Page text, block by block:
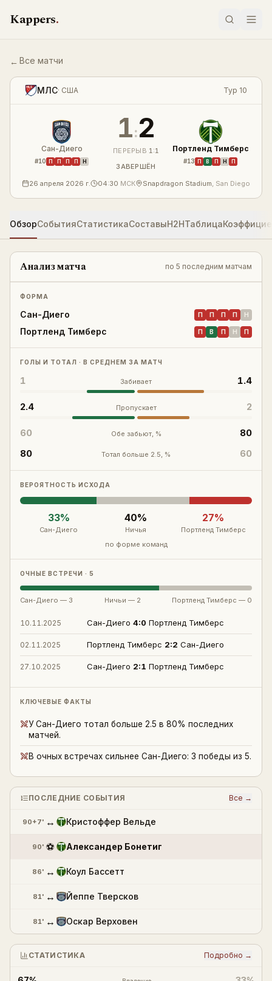
Kappers.
LIVE
Войти Регистрация
← Все матчи
Сан-Диего — Портленд Тимберс 1:2 — результат
МЛС· США Тур 10
Сан-Диего
#10 П П П П Н
1:2
ПЕРЕРЫВ 1:1
ЗАВЕРШЁН
Портленд Тимберс
#13 П В П Н П
26 апреля 2026 г. 04:30 МСК Snapdragon Stadium, San Diego
ОбзорСобытияСтатистикаСоставыH2HТаблица
Анализ матча по 5 последним матчам
ФОРМА
Сан-Диего П П П П Н
Портленд Тимберс П В П Н П
ГОЛЫ И ТОТАЛ · В СРЕДНЕМ ЗА МАТЧ
1 Забивает 1.4
2.4 Пропускает 2
60 Обе забьют, %
80
80
Тотал больше 2.5, % 60
ВЕРОЯТНОСТЬ ИСХОДА
33%
Сан-Диего
40%
Ничья
27%
Портленд Тимберс
по форме команд
ОЧНЫЕ ВСТРЕЧИ · 5
Сан-Диего — 3 Ничьи — 2 Портленд Тимберс — 0
10.11.2025 Сан-Диего 4:0 Портленд Тимберс
02.11.2025 Портленд Тимберс 2:2 Сан-Диего
27.10.2025 Сан-Диего 2:1 Портленд Тимберс
КЛЮЧЕВЫЕ ФАКТЫ
У Сан-Диего тотал больше 2.5 в 80% последних
матчей.
В очных встречах сильнее Сан-Диего: 3 победы из 5.
ПОСЛЕДНИЕ СОБЫТИЯ Все →
90+7' ↔ Кристоффер Вельде
90' ⚽ Александер Бонетиг
86' ↔ Коул Бассетт
81' ↔ Йеппе Тверсков
81' ↔ Оскар Верховен
СТАТИСТИКА Подробно →